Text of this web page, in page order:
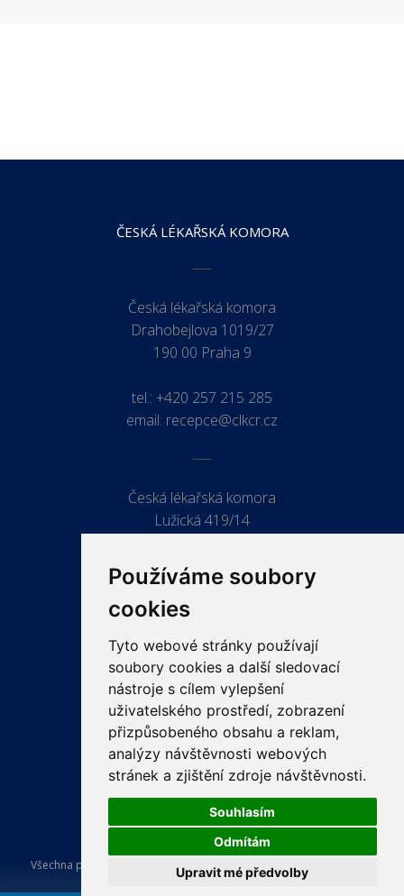
Používáme soubory
cookies
Tyto webové stránky používají
soubory cookies a další sledovací
nástroje s cílem vylepšení
uživatelského prostředí, zobrazení
přizpůsobeného obsahu a reklam,
analýzy návštěvnosti webových
stránek a zjištění zdroje návštěvnosti.
Souhlasím
Odmítám
Upravit mé předvolby
ČESKÁ LÉKAŘSKÁ KOMORA
Česká lékařská komora
Drahobejlova 1019/27
190 00 Praha 9
tel.: +420 257 215 285
email: recepce@clkcr.cz
Česká lékařská komora
Lužická 419/14
ODKAZY
PRO LÉKAŘE
PRO VEŘEJNOST
VZDĚLÁVÁNÍ
Všechna práva vyhrazena Česká lékařská komora. Tvorba a provoz
ISSA CZECH s.r.o..